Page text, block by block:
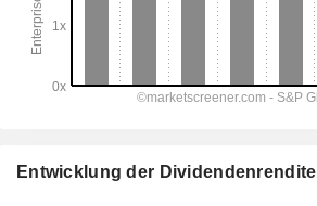
Entwicklung der Dividendenrendite